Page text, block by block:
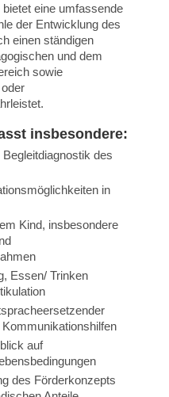
eine umfassende
der Entwicklung des
einen ständigen
und dem
sowie
insbesondere:
des
in
Kind, insbesondere
Essen/ Trinken
auf
des Förderkonzepts